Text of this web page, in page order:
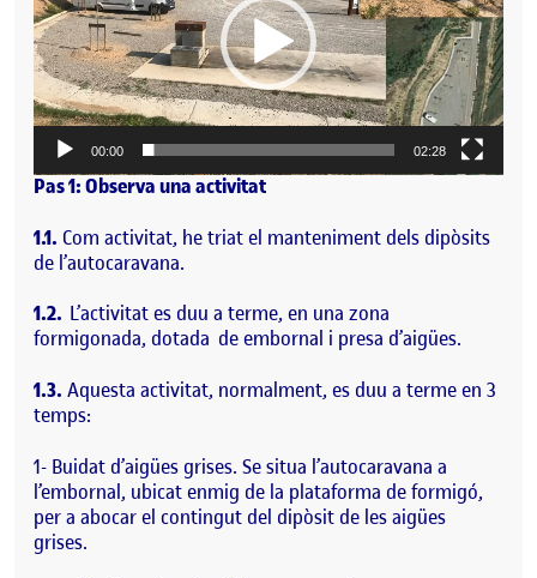
00:00 02:28
Pas 1: Observa una activitat
1.1. Com activitat, he triat el manteniment dels dipòsits
de l’autocaravana.
1.2. L’activitat es duu a terme, en una zona
formigonada, dotada de embornal i presa d’aigües.
1.3. Aquesta activitat, normalment, es duu a terme en 3
temps:
1- Buidat d’aigües grises. Se situa l’autocaravana a
l’embornal, ubicat enmig de la plataforma de formigó,
per a abocar el contingut del dipòsit de les aigües
grises.